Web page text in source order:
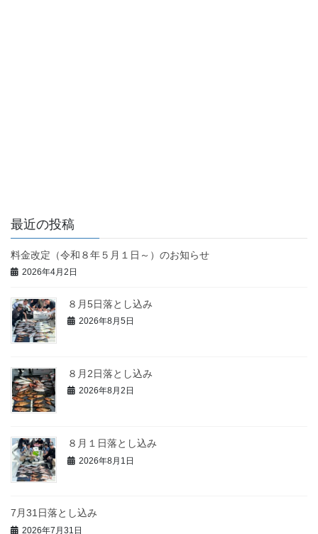
最近の投稿
料金改定（令和８年５月１日～）のお知らせ
2026年4月2日
８月5日落とし込み
2026年8月5日
８月2日落とし込み
2026年8月2日
８月１日落とし込み
2026年8月1日
7月31日落とし込み
2026年7月31日